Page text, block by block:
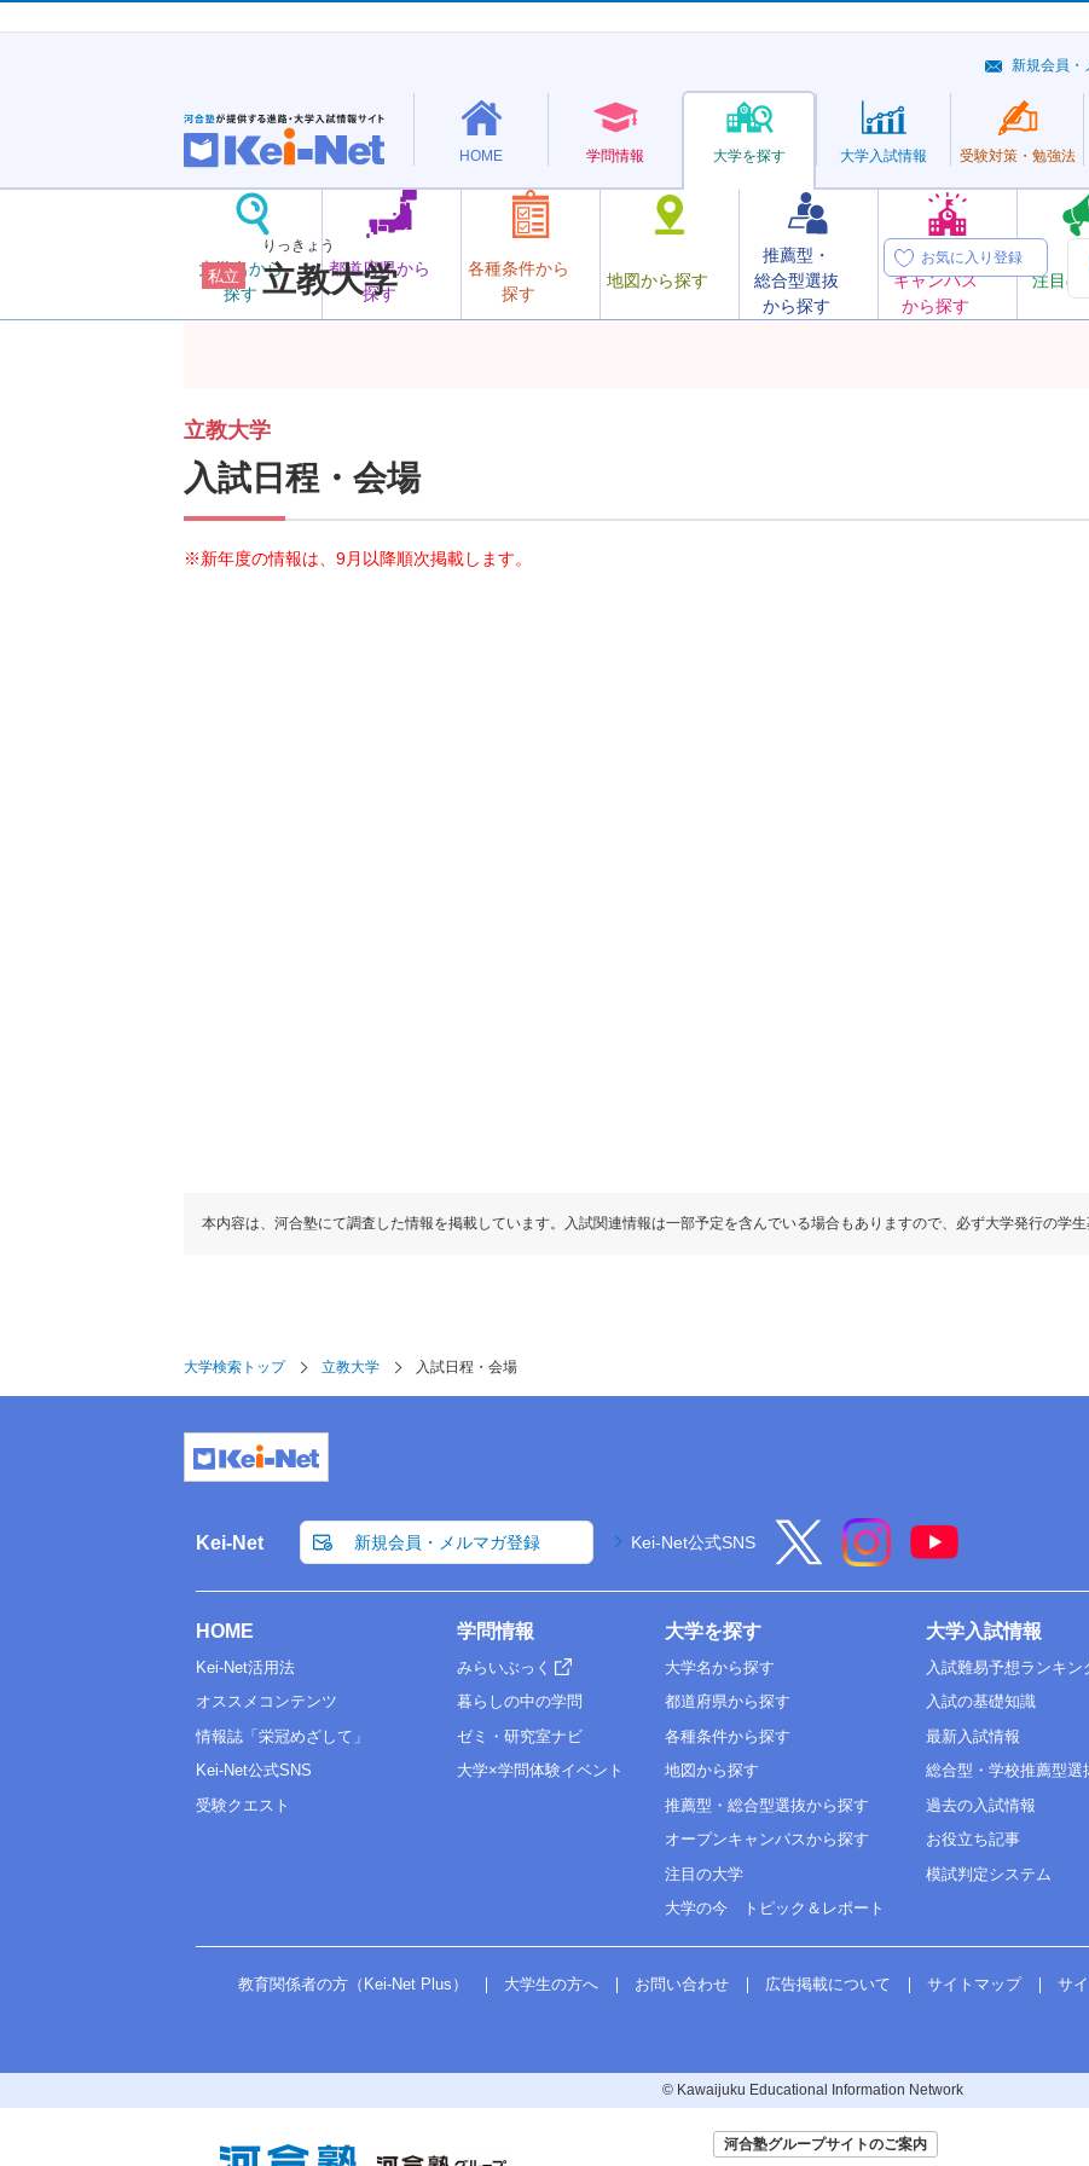
HOME 学問情報 大学を探す
大学名から
探す
都道府県から
探す
各種条件から
探す
地図から探す
推薦型・
総合型選抜
から探す
オープン
キャンパス
から探す
注目の
大学入試情報 受験対策・ 勉強法
新規会員・
私立
りっきょう
立教大学
お気に入り登録
立教大学
入試日程・会場
※新年度の情報は、9月以降順次掲載します。
本内容は、河合塾にて調査した情報を掲載しています。入試関連情報は一部予定を含んでいる場合もありますので、必ず大学発行の学生
大学検索トップ 立教大学 入試日程・会場
Kei-Net 新規会員・メルマガ登録 Kei-Net公式SNS
HOME
Kei-Net活用法
オススメコンテンツ
情報誌「栄冠めざして」
Kei-Net公式SNS
受験クエスト
学問情報
みらいぶっく
暮らしの中の学問
ゼミ・研究室ナビ
大学×学問体験イベント
大学を探す
大学名から探す
都道府県から探す
各種条件から探す
地図から探す
推薦型・総合型選抜から探す
オープンキャンパスから探す
注目の大学
大学の今 トピック＆レポート
大学入試情報
入試難易予想ランキン
入試の基礎知識
最新入試情報
総合型・学校推薦型選
過去の入試情報
お役立ち記事
模試判定システム
教育関係者の方（Kei-Net Plus） 大学生の方へ お問い合わせ 広告掲載について サイトマップ サ
© Kawaijuku Educational Information Network
河合塾グループサイトのご案内